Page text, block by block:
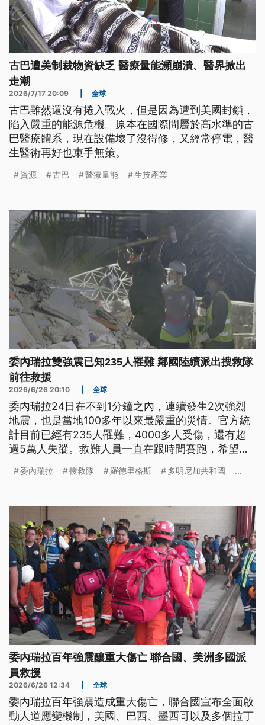
古巴遭美制裁物資缺乏 醫療量能瀕崩潰、醫界掀出
走潮
2026/7/17 20:09 全球
古巴雖然還沒有捲入戰火，但是因為遭到美國封鎖，
陷入嚴重的能源危機。原本在國際間屬於高水準的古
巴醫療體系，現在設備壞了沒得修，又經常停電，醫
生醫術再好也束手無策。
資源 古巴 醫療量能 生技產業
委內瑞拉雙強震已知235人罹難 鄰國陸續派出搜救隊
前往救援
2026/6/26 20:10 全球
委內瑞拉24日在不到1分鐘之內，連續發生2次強烈
地震，也是當地100多年以來最嚴重的災情。官方統
計目前已經有235人罹難，4000多人受傷，還有超
過5萬人失蹤。救難人員一直在跟時間賽跑，希望趕
家，都已經派出搜救隊前往協助。
委內瑞拉 搜救隊 羅德里格斯 多明尼加共和國 ...
委內瑞拉百年強震釀重大傷亡 聯合國、美洲多國派
員救援
2026/6/26 12:34 全球
委內瑞拉百年強震造成重大傷亡，聯合國宣布全面啟
動人道應變機制，美國、巴西、墨西哥以及多個拉丁